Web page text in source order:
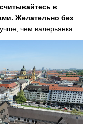
в
Желательно без
чем валерьянка.